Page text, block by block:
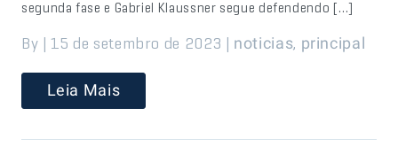
segunda fase e Gabriel Klaussner segue defendendo […]
By | 15 de setembro de 2023 | noticias, principal
Leia Mais